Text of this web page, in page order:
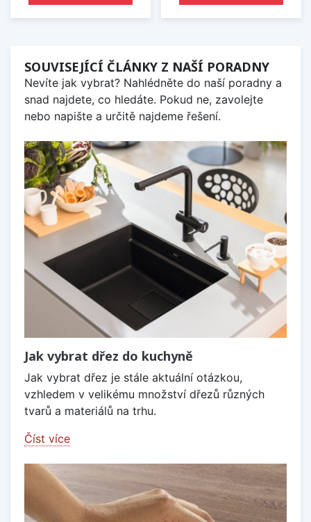
SOUVISEJÍCÍ ČLÁNKY Z NAŠÍ PORADNY
Nevíte jak vybrat? Nahlédněte do naší poradny a
snad najdete, co hledáte. Pokud ne, zavolejte
nebo napište a určitě najdeme řešení.
Jak vybrat dřez do kuchyně
Jak vybrat dřez je stále aktuální otázkou,
vzhledem v velikému množství dřezů různých
tvarů a materiálů na trhu.
Číst více